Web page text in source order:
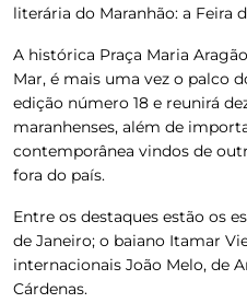
literária do Maranhão: a Feira
A histórica Praça Maria
Mar, é mais uma vez o palco
edição número 18 e reunirá
maranhenses, além de
contemporânea vindos de
fora do país.
Entre os destaques estão os
de Janeiro; o baiano Itamar
internacionais João Melo, de
Cárdenas.